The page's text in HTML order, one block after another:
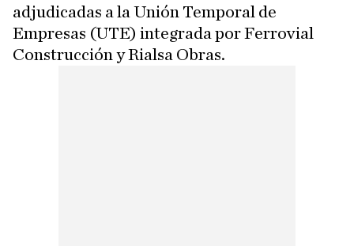
adjudicadas a la Unión Temporal de
Empresas (UTE) integrada por Ferrovial
Construcción y Rialsa Obras.